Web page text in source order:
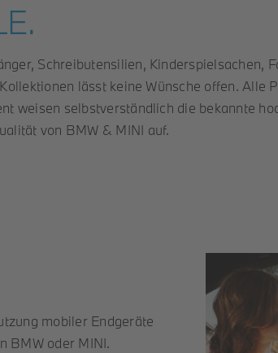
Schreibutensilien, Kinderspielsachen,
lässt keine Wünsche offen. Alle
weisen selbstverständlich die bekannte
von BMW & MINI auf.
mobiler Endgeräte
BMW oder MINI.